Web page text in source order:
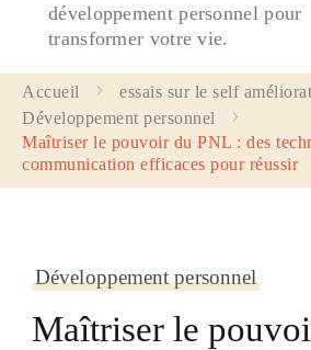
développement personnel pour
transformer votre vie.
Accueil
essais sur le self
Développement personnel
Maîtriser le pouvoir du PNL : des
communication efficaces pour réussir
Développement personnel
Maîtriser le